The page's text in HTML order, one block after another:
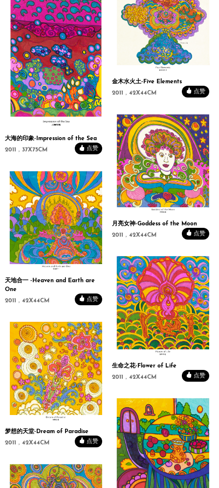
大海的印象-Impression of the Sea
2011，37X75CM
点赞
金木水火土-Five Elements
2011，42X44CM
点赞
月亮女神-Goddess of the Moon
2011，42X44CM
点赞
天地合一 -Heaven and Earth are
One
2011，42X44CM
点赞
生命之花-Flower of Life
2011，42X44CM
点赞
梦想的天堂-Dream of Paradise
2011，42X44CM
点赞